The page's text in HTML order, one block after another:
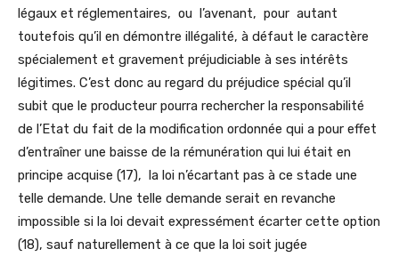
légaux et réglementaires, ou l’avenant, pour autant
toutefois qu’il en démontre illégalité, à défaut le caractère
spécialement et gravement préjudiciable à ses intérêts
légitimes. C’est donc au regard du préjudice spécial qu’il
subit que le producteur pourra rechercher la responsabilité
de l’Etat du fait de la modification ordonnée qui a pour effet
d’entraîner une baisse de la rémunération qui lui était en
principe acquise (17), la loi n’écartant pas à ce stade une
telle demande. Une telle demande serait en revanche
impossible si la loi devait expressément écarter cette option
(18), sauf naturellement à ce que la loi soit jugée